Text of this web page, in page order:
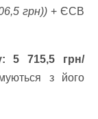
грн)) + ЄСВ
5 715,5 грн/
з його